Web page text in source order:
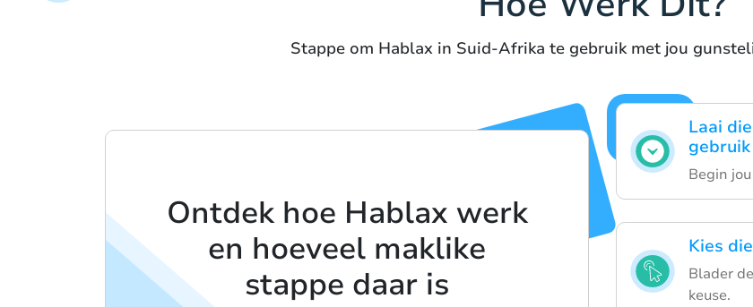
Stappe om Hablax in Suid-Afrika te gebruik met jou
Laai
gebruik
Begin
Kies
Blader
keuse.
Ontdek hoe Hablax werk
en hoeveel maklike
stappe daar is